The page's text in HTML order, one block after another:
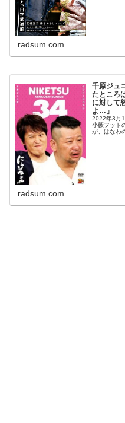
radsum.com
千原ジュ
たところ
に対して
よ…」
2022年3月
小籔フット
が、はなわ
radsum.com